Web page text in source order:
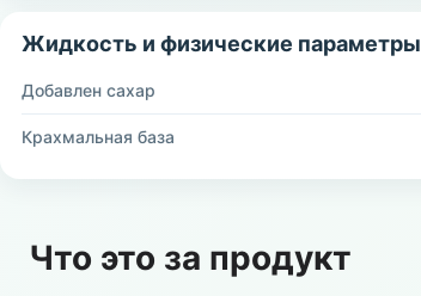
Жидкость и физические параметры
Добавлен сахар
Крахмальная база
Что это за продукт